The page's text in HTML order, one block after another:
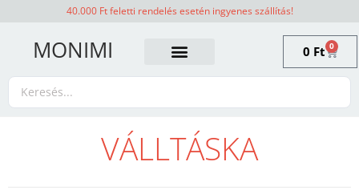
40.000 Ft feletti rendelés esetén ingyenes szállítás!
MONIMI 0 Ft 0
VÁLLTÁSKA